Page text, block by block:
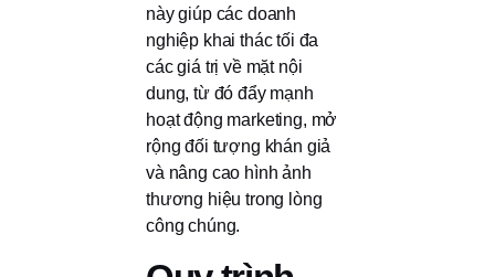
này giúp các doanh
nghiệp khai thác tối đa
các giá trị về mặt nội
dung, từ đó đẩy mạnh
hoạt động marketing, mở
rộng đối tượng khán giả
và nâng cao hình ảnh
thương hiệu trong lòng
công chúng.